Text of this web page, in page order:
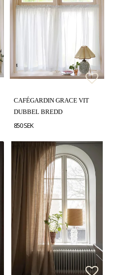
CAFÉGARDIN GRACE VIT
DUBBEL BREDD
850 SEK